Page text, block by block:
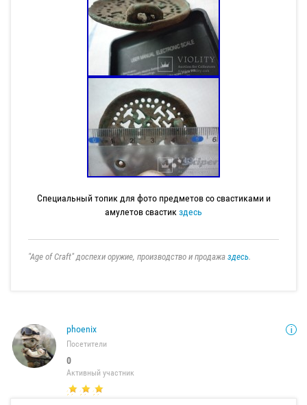
Специальный топик для фото предметов со свастиками и
амулетов свастик здесь
"Age of Craft" доспехи оружие, производство и продажа здесь
phoenix
Посетители
0
Активный участник